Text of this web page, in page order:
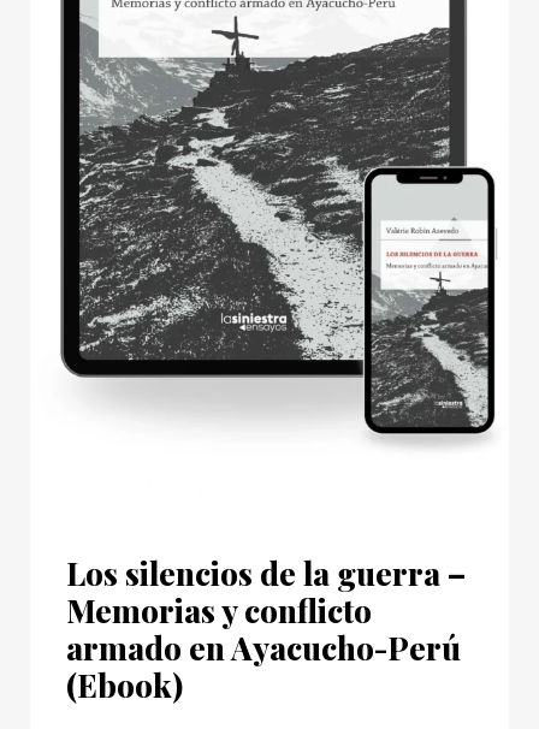
Los silencios de la guerra –
Memorias y conflicto
armado en Ayacucho-Perú
(Ebook)